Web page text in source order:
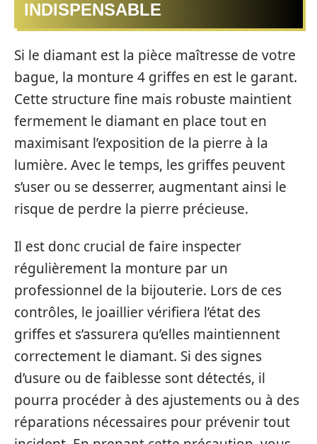
INDISPENSABLE
Si le diamant est la pièce maîtresse de votre
bague, la monture 4 griffes en est le garant.
Cette structure fine mais robuste maintient
fermement le diamant en place tout en
maximisant l’exposition de la pierre à la
lumière. Avec le temps, les griffes peuvent
s’user ou se desserrer, augmentant ainsi le
risque de perdre la pierre précieuse.
Il est donc crucial de faire inspecter
régulièrement la monture par un
professionnel de la bijouterie. Lors de ces
contrôles, le joaillier vérifiera l’état des
griffes et s’assurera qu’elles maintiennent
correctement le diamant. Si des signes
d’usure ou de faiblesse sont détectés, il
pourra procéder à des ajustements ou à des
réparations nécessaires pour prévenir tout